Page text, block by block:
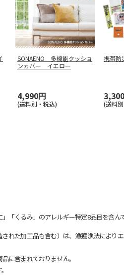
SONAENO 多機能クッショ
ンカバー イエロー
4,990円
(送料別・税込)
携帯防
(送料
「くるみ」のアレルギー特定8品目を含ん
た加工品も含む）は、漁獲漁法により
に含まれておりません。